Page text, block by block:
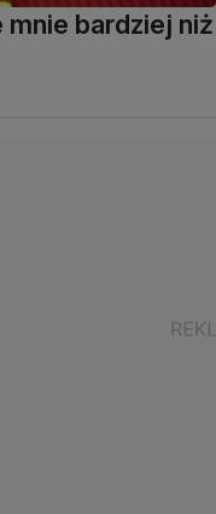
mnie bardziej niż